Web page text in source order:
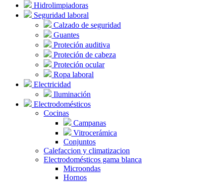
Hidrolimpiadoras
Seguridad laboral
Calzado de seguridad
Guantes
Proteción auditiva
Proteción de cabeza
Proteción ocular
Ropa laboral
Electricidad
Iluminación
Electrodomésticos
Cocinas
Campanas
Vitrocerámica
Conjuntos
Calefaccion y climatizacion
Electrodomésticos gama blanca
Microondas
Hornos